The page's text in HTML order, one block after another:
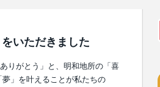
いただきました
りがとう」と、明和地所の「喜
」を叶えることが私たちの